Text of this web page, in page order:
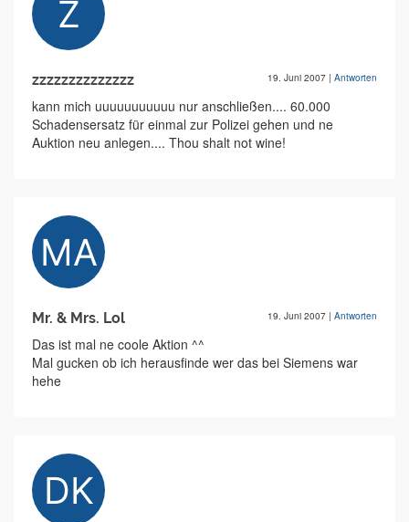
zzzzzzzzzzzzzz 19. Juni 2007 | Antworten
kann mich uuuuuuuuuuu nur anschließen.... 60.000
Schadensersatz für einmal zur Polizei gehen und ne
Auktion neu anlegen.... Thou shalt not wine!
Mr. & Mrs. Lol 19. Juni 2007 | Antworten
Das ist mal ne coole Aktion ^^
Mal gucken ob ich herausfinde wer das bei Siemens war
hehe